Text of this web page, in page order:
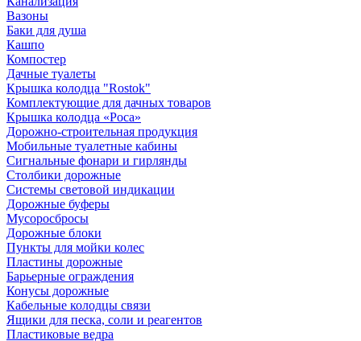
Вазоны
Баки для душа
Кашпо
Компостер
Дачные туалеты
Крышка колодца "Rostok"
Комплектующие для дачных товаров
Крышка колодца «Роса»
Дорожно-строительная продукция
Мобильные туалетные кабины
Сигнальные фонари и гирлянды
Столбики дорожные
Системы световой индикации
Дорожные буферы
Мусоросбросы
Дорожные блоки
Пункты для мойки колес
Пластины дорожные
Барьерные ограждения
Конусы дорожные
Кабельные колодцы связи
Ящики для песка, соли и реагентов
Пластиковые ведра